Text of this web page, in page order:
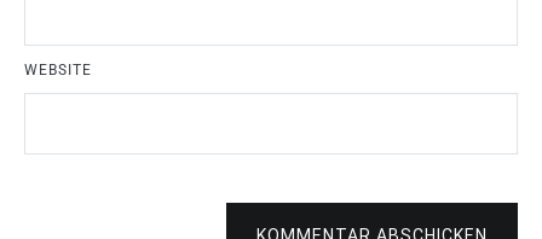
WEBSITE